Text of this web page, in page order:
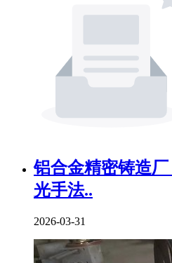
铝合金精密铸造
光手法..
2026-03-31